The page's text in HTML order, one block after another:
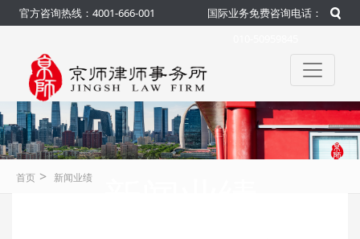
官方咨询热线：4001-666-001
国际业务免费咨询电话：
首页 > 新闻业绩